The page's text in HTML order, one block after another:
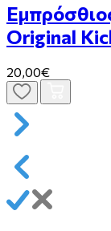
Original
20,00€